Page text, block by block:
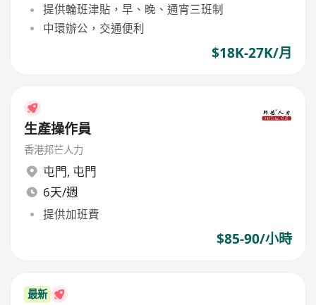
提供輪班津貼，早、晚、通宵三班制
中環辦公，交通便利
$18K-27K/月
生產操作員
香港邦芒人力
屯門, 屯門
6天/週
提供加班費
$85-90/小時
最新